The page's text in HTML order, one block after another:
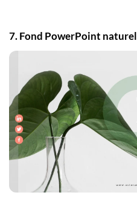
7. Fond PowerPoint naturel